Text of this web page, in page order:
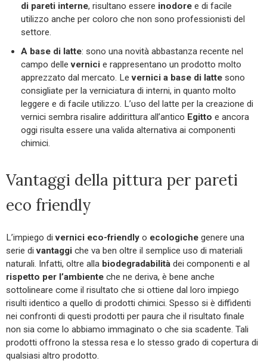
di pareti interne, risultano essere inodore e di facile
utilizzo anche per coloro che non sono professionisti del
settore.
A base di latte: sono una novità abbastanza recente nel
campo dellevernici e rappresentano un prodotto molto
apprezzato dal mercato. Levernici a base di latte sono
consigliate per la verniciatura di interni, in quanto molto
leggere e di facile utilizzo. L’uso del latte per la creazione di
vernici sembra risalire addirittura all’antico Egitto e ancora
oggi risulta essere una valida alternativa ai componenti
chimici.
Vantaggi della pittura per pareti
eco friendly
L’impiego divernici eco-friendly o ecologiche genere una
serie divantaggi che va ben oltre il semplice uso di materiali
naturali. Infatti, oltre alla biodegradabilità dei componenti e al
rispetto per l’ambiente che ne deriva, è bene anche
sottolineare come il risultato che si ottiene dal loro impiego
risulti identico a quello di prodotti chimici. Spesso si è diffidenti
nei confronti di questi prodotti per paura che il risultato finale
non sia come lo abbiamo immaginato o che sia scadente. Tali
prodotti offrono la stessa resa e lo stesso grado di copertura di
qualsiasi altro prodotto.